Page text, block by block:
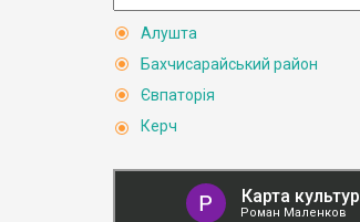
Алушта
Бахчисарайський район
Євпаторія
Керч